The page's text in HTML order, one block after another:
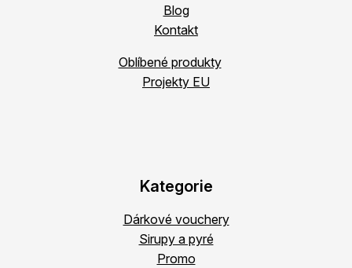
Blog
Kontakt
Oblíbené produkty
Projekty EU
Kategorie
Dárkové vouchery
Sirupy a pyré
Promo